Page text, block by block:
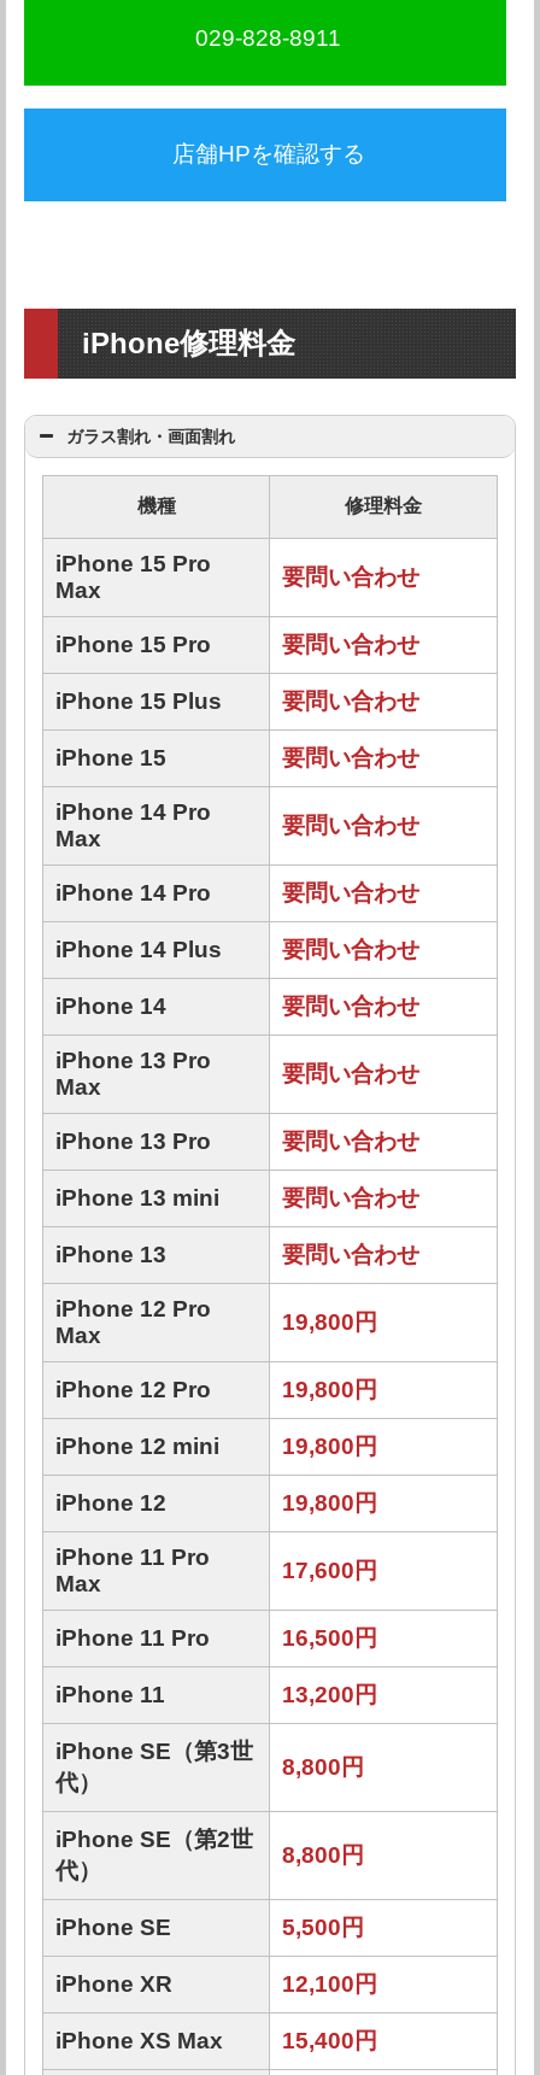
029-828-8911
店舗HPを確認する
iPhone修理料金
ガラス割れ・画面割れ
機種 修理料金
iPhone 15 Pro
Max
要問い合わせ
iPhone 15 Pro 要問い合わせ
iPhone 15 Plus 要問い合わせ
iPhone 15 要問い合わせ
iPhone 14 Pro
Max
要問い合わせ
iPhone 14 Pro 要問い合わせ
iPhone 14 Plus 要問い合わせ
iPhone 14 要問い合わせ
iPhone 13 Pro
Max
要問い合わせ
iPhone 13 Pro 要問い合わせ
iPhone 13 mini 要問い合わせ
iPhone 13 要問い合わせ
iPhone 12 Pro
Max
19,800円
iPhone 12 Pro 19,800円
iPhone 12 mini 19,800円
iPhone 12 19,800円
iPhone 11 Pro
Max
17,600円
iPhone 11 Pro 16,500円
iPhone 11 13,200円
iPhone SE（第3世
代）
8,800円
iPhone SE（第2世
代）
8,800円
iPhone SE 5,500円
iPhone XR 12,100円
iPhone XS Max 15,400円